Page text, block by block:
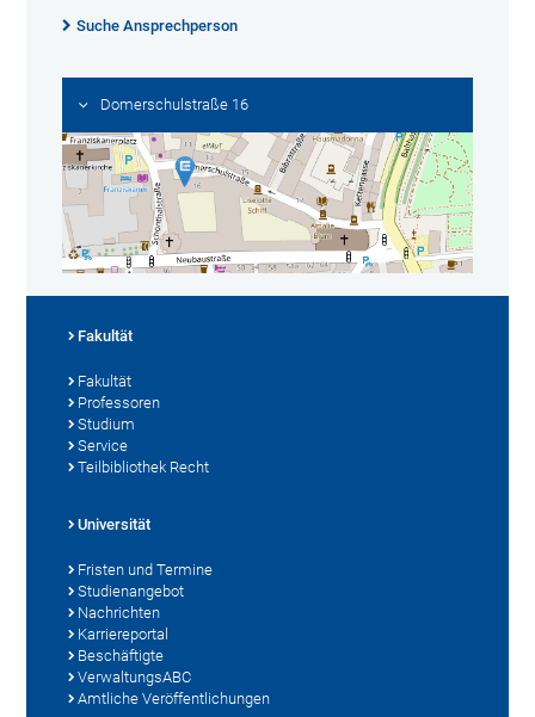
Suche Ansprechperson
Domerschulstraße 16
Fakultät
Fakultät
Professoren
Studium
Service
Teilbibliothek Recht
Universität
Fristen und Termine
Studienangebot
Nachrichten
Karriereportal
Beschäftigte
VerwaltungsABC
Amtliche Veröffentlichungen